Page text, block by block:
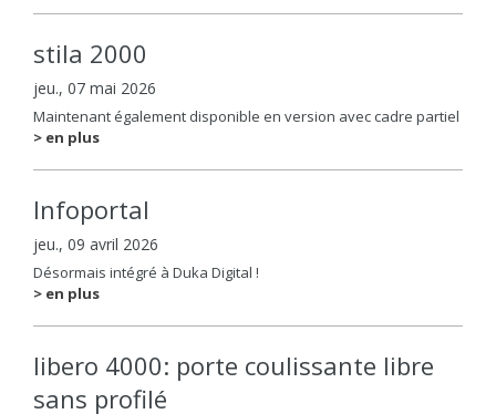
stila 2000
jeu., 07 mai 2026
Maintenant également disponible en version avec cadre partiel
> en plus
Infoportal
jeu., 09 avril 2026
Désormais intégré à Duka Digital !
> en plus
libero 4000: porte coulissante libre
sans profilé